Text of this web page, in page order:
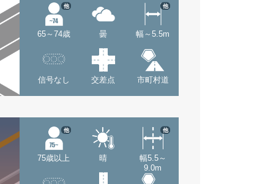
65～74歳
他
曇 幅～5.5m
他
信号なし 交差点 市町村道
75歳以上
他
晴
幅5.5～
9.0m
他